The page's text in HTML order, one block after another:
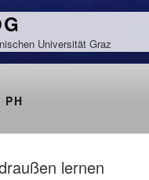
Universität Graz
PH
lernen